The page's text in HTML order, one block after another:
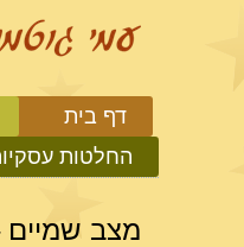
דף בית
החלטות
מצב שמיים